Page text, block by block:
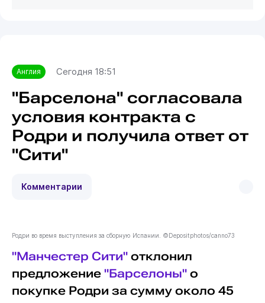
Англия Сегодня 18:51
"Барселона" согласовала
условия контракта с
Родри и получила ответ от
"Сити"
Комментарии